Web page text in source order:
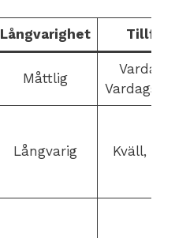
Långvarighet
Måttlig
Långvarig Kväll,